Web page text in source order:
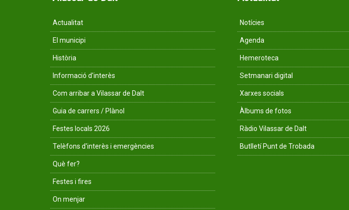
Actualitat
El municipi
Història
Informació d'interès
Com arribar a Vilassar de Dalt
Guia de carrers / Plànol
Festes locals 2026
Telèfons d'interès i emergències
Què fer?
Festes i fires
On menjar
Notícies
Agenda
Hemeroteca
Setmanari digital
Xarxes socials
Àlbums de fotos
Ràdio Vilassar de Dalt
Butlletí Punt de Trobada